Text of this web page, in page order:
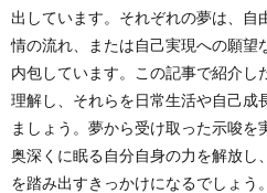
出しています。それぞれの夢は、自
情の流れ、または自己実現への願望
内包しています。この記事で紹介し
理解し、それらを日常生活や自己成
ましょう。夢から受け取った示唆
奥深くに眠る自分自身の力を解放し
を踏み出すきっかけになるでしょう。